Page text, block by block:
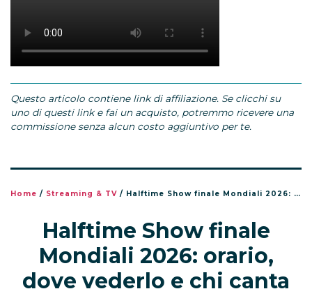
uno di questi link e fai un acquisto, potremmo ricevere una
/ Streaming & TV / Halftime Show finale Mondiali 2026: orario, dove vederlo e chi canta
Halftime Show finale